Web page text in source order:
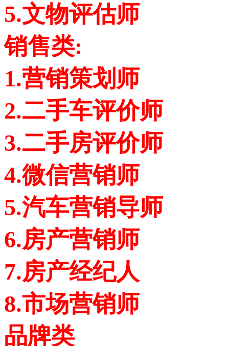
5.文物评估师
销售类:
1.营销策划师
2.二手车评价师
3.二手房评价师
4.微信营销师
5.汽车营销导师
6.房产营销师
7.房产经纪人
8.市场营销师
品牌类